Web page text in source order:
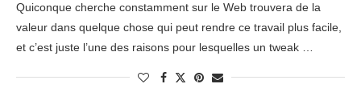
Quiconque cherche constamment sur le Web trouvera de la
valeur dans quelque chose qui peut rendre ce travail plus facile,
et c’est juste l’une des raisons pour lesquelles un tweak …